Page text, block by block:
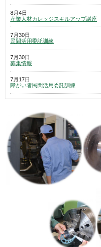
8月4日
産業人材カレッジスキルアップ講座
7月30日
民間活用委託訓練
7月30日
募集情報
7月17日
障がい者民間活用委託訓練